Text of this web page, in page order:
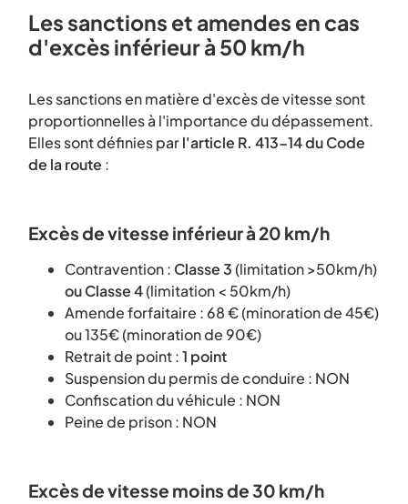
Les sanctions et amendes en cas
d'excès inférieur à 50 km/h
Les sanctions en matière d'excès de vitesse sont
proportionnelles à l'importance du dépassement.
Elles sont définies parl'article R. 413-14 du Code
de la route :
Excès de vitesse inférieur à 20 km/h
Contravention : Classe 3(limitation >50km/h)
ou Classe 4(limitation < 50km/h)
Amende forfaitaire : 68 € (minoration de 45€)
ou 135€ (minoration de 90€)
Retrait de point :1 point
Suspension du permis de conduire : NON
Confiscation du véhicule : NON
Peine de prison : NON
Excès de vitesse moins de 30 km/h